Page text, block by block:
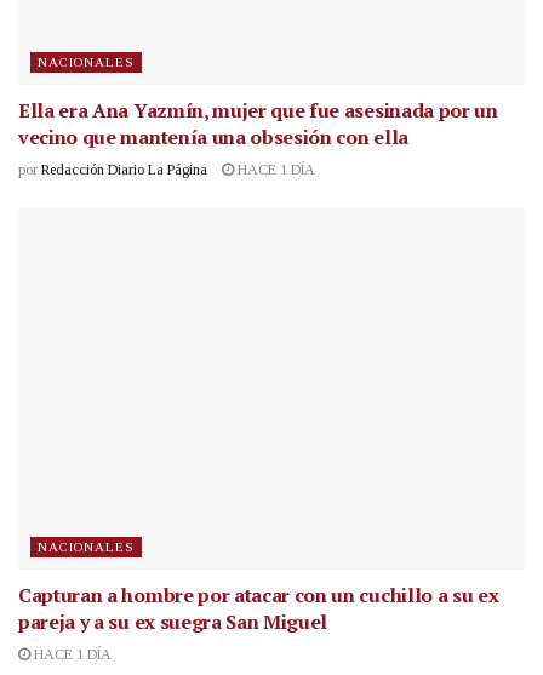
NACIONALES
Ella era Ana Yazmín, mujer que fue asesinada por un
vecino que mantenía una obsesión con ella
por Redacción Diario La Página HACE 1 DÍA
NACIONALES
Capturan a hombre por atacar con un cuchillo a su ex
pareja y a su ex suegra San Miguel
HACE 1 DÍA